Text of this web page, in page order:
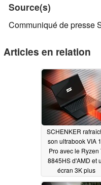
Source(s)
Communiqué de presse
Articles en relation
SCHENKER
son ultrabook VIA
Pro avec le Ryzen
8845HS d'AMD et
écran 3K plus
lumineux05/15/2024